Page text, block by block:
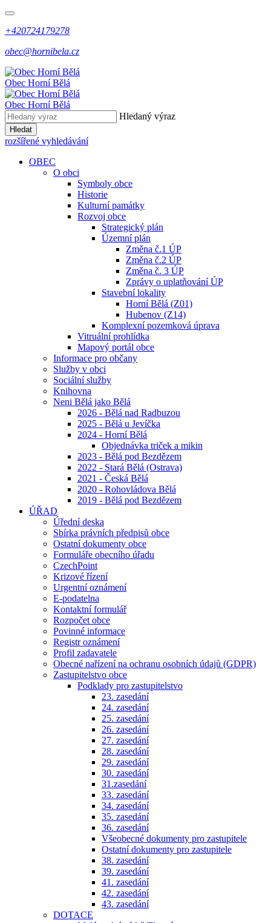
+420724179278
obec@hornibela.cz
Obec HorníBělá
Obec HorníBělá
Hledaný výraz
Hledat
rozšířené vyhledávání
OBEC
O obci
Symboly obce
Historie
Kulturní památky
Rozvoj obce
Strategický plán
Územní plán
Změna č.1 ÚP
Změna č.2 ÚP
Změna č. 3 ÚP
Zprávy o uplatňování ÚP
Stavební lokality
Horní Bělá (Z01)
Hubenov (Z14)
Komplexní pozemková úprava
Vitruální prohlídka
Mapový portál obce
Informace pro občany
Služby v obci
Sociální služby
Knihovna
Neni Bělá jako Bělá
2026 - Bělá nad Radbuzou
2025 - Bělá u Jevíčka
2024 - Horní Bělá
Objednávka triček a mikin
2023 - Bělá pod Bezdězem
2022 - Stará Bělá (Ostrava)
2021 - Česká Bělá
2020 - Rohovládova Bělá
2019 - Bělá pod Bezdězem
ÚŘAD
Úřední deska
Sbírka právních předpisů obce
Ostatní dokumenty obce
Formuláře obecního úřadu
CzechPoint
Krizové řízení
Urgentní oznámení
E-podatelna
Kontaktní formulář
Rozpočet obce
Povinné informace
Registr oznámení
Profil zadavatele
Obecné nařízení na ochranu osobních údajů (GDPR)
Zastupitelstvo obce
Podklady pro zastupitelstvo
23. zasedání
24. zasedání
25. zasedání
26. zasedání
27. zasedání
28. zasedání
29. zasedání
30. zasedání
31.zasedání
33. zasedání
34. zasedání
35. zasedání
36. zasedání
Všeobecné dokumenty pro zastupitele
Ostatní dokumenty pro zastupitele
38. zasedání
39. zasedání
41. zasedání
42. zasedání
43. zasedání
DOTACE